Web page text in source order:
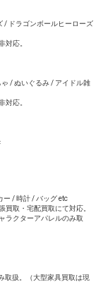
/ ドラゴンボールヒーローズ
対応。
/ ぬいぐるみ / アイドル雑
対応。
ー / 時計 / バッグ etc
取・宅配買取にて対応。
ラクターアパレルのみ取
扱。（大型家具買取は現